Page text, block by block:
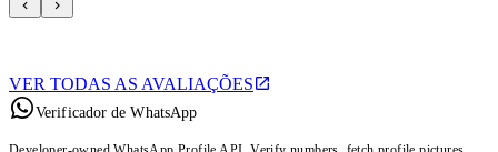
VER TODAS AS AVALIAÇÕES
Verificador de WhatsApp